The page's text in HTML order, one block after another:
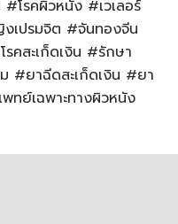
#โรคผิวหนัง #เวเลอร์
ปรมจิต #จันทองจีน
สะเก็ดเงิน #รักษา
#ยาฉีดสะเก็ดเงิน #ยา
ย์เฉพาะทางผิวหนัง